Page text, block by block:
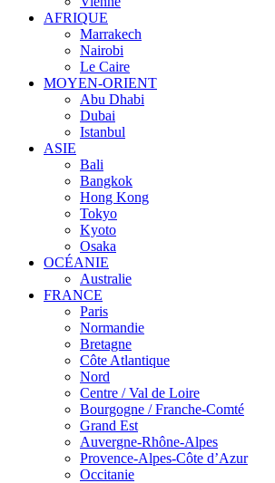
AFRIQUE
Marrakech
Nairobi
Le Caire
MOYEN-ORIENT
Abu Dhabi
Dubai
Istanbul
ASIE
Bali
Bangkok
Hong Kong
Tokyo
Kyoto
Osaka
OCÉANIE
Australie
FRANCE
Paris
Normandie
Bretagne
Côte Atlantique
Nord
Centre / Val de Loire
Bourgogne / Franche-Comté
Grand Est
Auvergne-Rhône-Alpes
Provence-Alpes-Côte d’Azur
Occitanie